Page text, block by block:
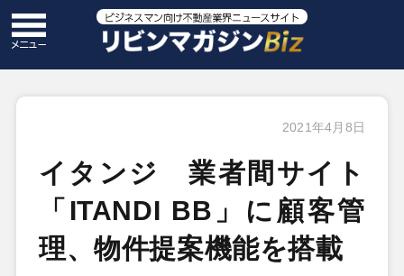
2021年4月8日
イタンジ 業者間サイト
「ITANDI BB」に顧客管
理、物件提案機能を搭載